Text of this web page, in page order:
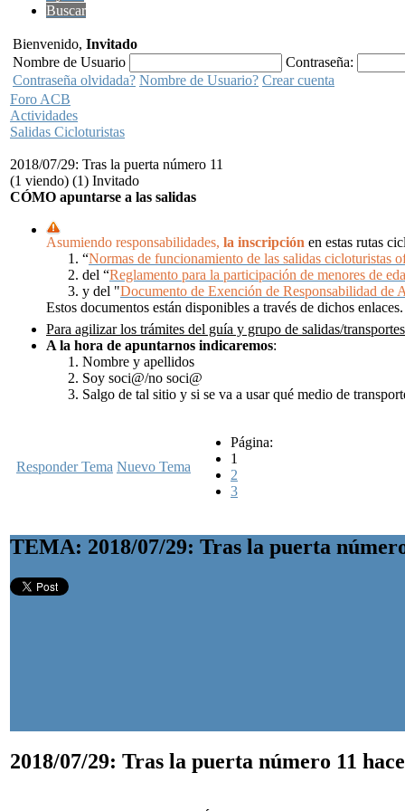
Buscar
Bienvenido, Invitado
Nombre de Usuario
Contraseña:
Contraseña olvidada? Nombre de Usuario? Crear cuenta
Foro ACB
Actividades
Salidas Cicloturistas
2018/07/29: Tras la puerta número 11
(1 viendo) (1) Invitado
CÓMO apuntarse a las salidas
Asumiendo responsabilidades, la inscripción en estas rutas
“Normas de funcionamiento de las salidas cicloturistas
del “Reglamento para la participación de menores de
y del "Documento de Exención de Responsabilidad de
Estos documentos están disponibles a través de dichos enlaces.
Para agilizar los trámites del guía y grupo de salidas/transportes
A la hora de apuntarnos indicaremos:
Nombre y apellidos
Soy soci@/no soci@
Salgo de tal sitio y si se va a usar qué medio de
Responder Tema Nuevo Tema
Página:
1
2
3
TEMA: 2018/07/29: Tras la puerta
2018/07/29: Tras la puerta número 11